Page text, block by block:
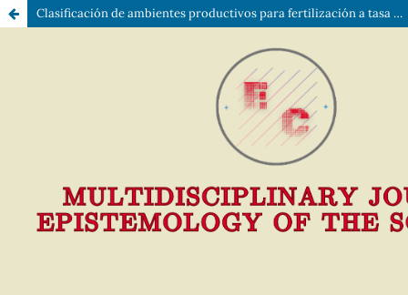
Clasificación de ambientes productivos para fertilización a tasa variable en el sistema de agricultura de precisión